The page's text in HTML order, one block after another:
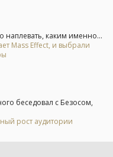
наплевать, каким именно...
Mass Effect, и выбрали
беседовал с Безосом,
рост аудитории